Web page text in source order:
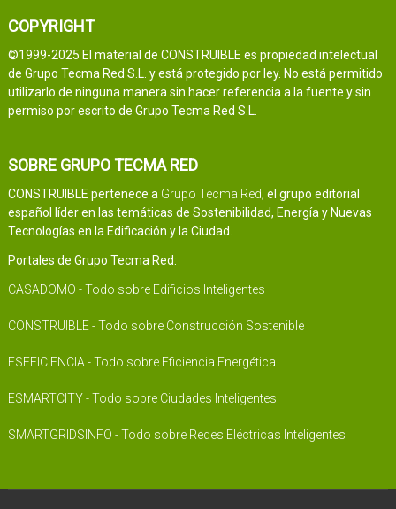
COPYRIGHT
©1999-2025 El material de CONSTRUIBLE es propiedad intelectual
de Grupo Tecma Red S.L. y está protegido por ley. No está permitido
utilizarlo de ninguna manera sin hacer referencia a la fuente y sin
permiso por escrito de Grupo Tecma Red S.L.
SOBRE GRUPO TECMA RED
CONSTRUIBLE pertenece a Grupo Tecma Red, el grupo editorial
español líder en las temáticas de Sostenibilidad, Energía y Nuevas
Tecnologías en la Edificación y la Ciudad.
Portales de Grupo Tecma Red:
CASADOMO - Todo sobre Edificios Inteligentes
CONSTRUIBLE - Todo sobre Construcción Sostenible
ESEFICIENCIA - Todo sobre Eficiencia Energética
ESMARTCITY - Todo sobre Ciudades Inteligentes
SMARTGRIDSINFO - Todo sobre Redes Eléctricas Inteligentes